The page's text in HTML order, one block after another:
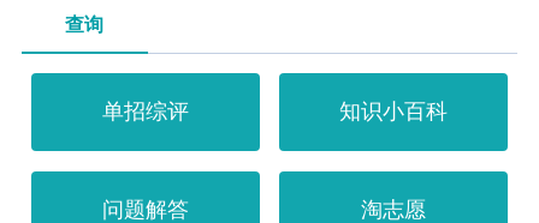
总！查询
单招综评 知识小百科
问题解答 淘志愿